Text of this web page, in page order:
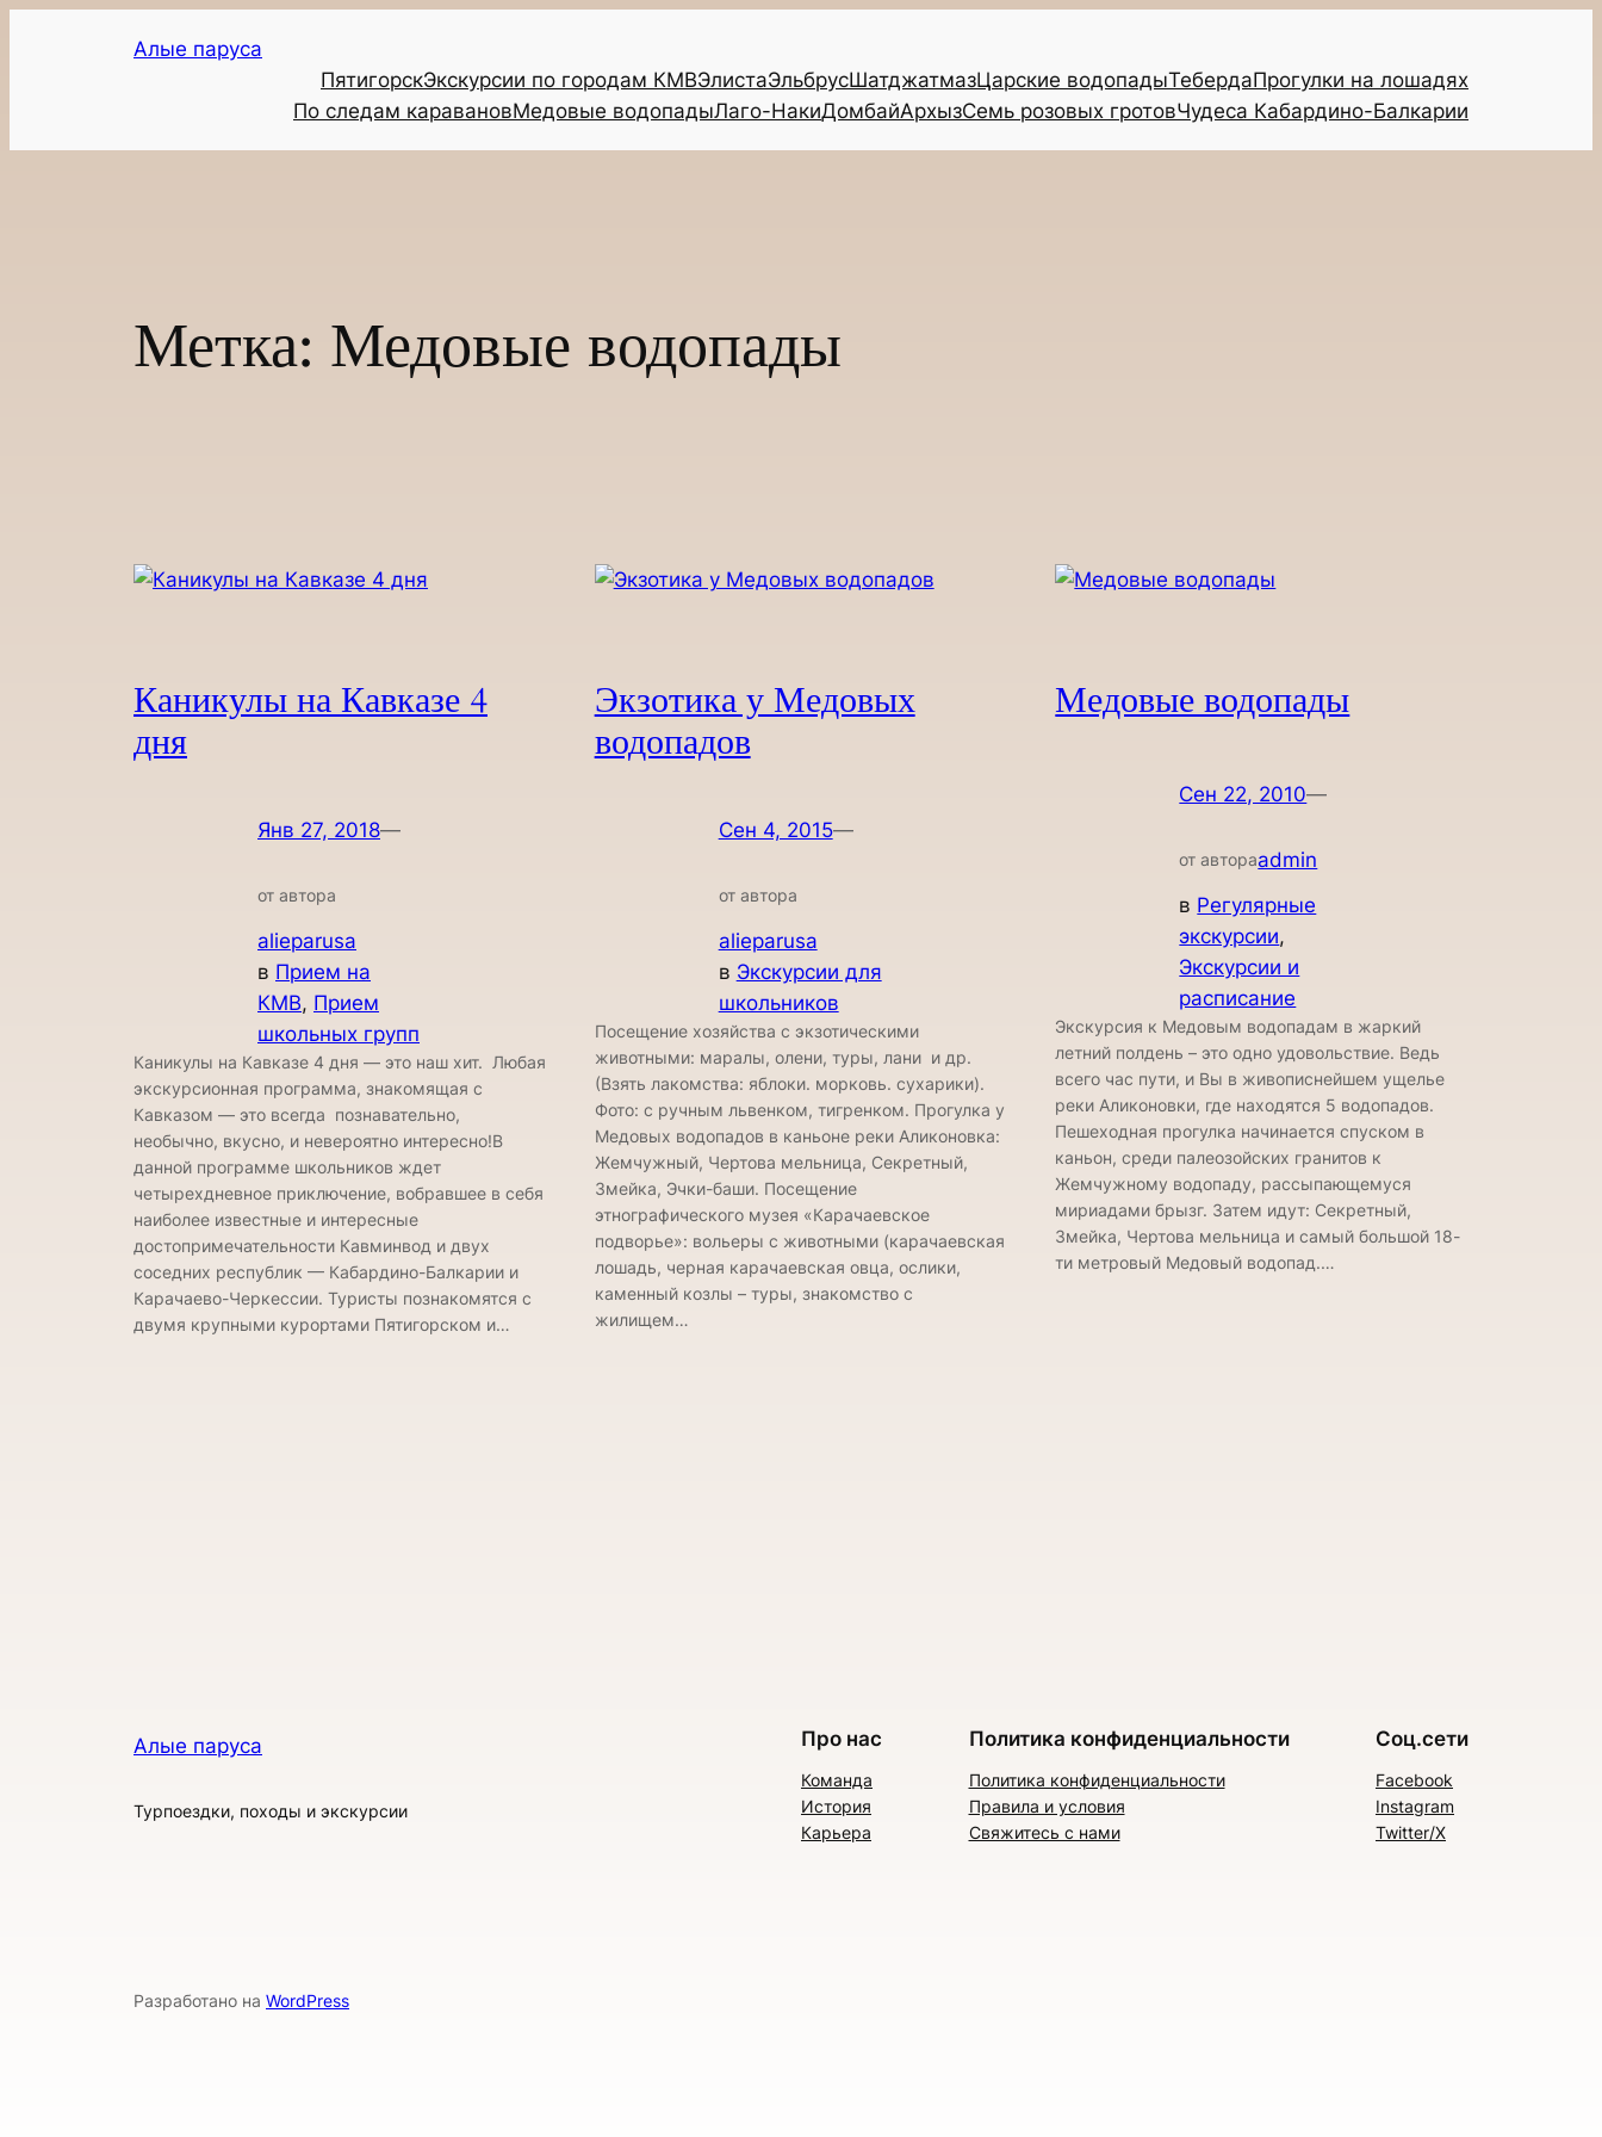
Алые паруса
ПятигорскЭкскурсии по городам КМВЭлистаЭльбрусШатджатмазЦарские водопадыТебердаПрогулки на лошадях
По следам каравановМедовые водопадыЛаго-НакиДомбайАрхызСемь розовых гротовЧудеса Кабардино-Балкарии
Метка: Медовые водопады
Каникулы на Кавказе 4
дня
Янв 27, 2018—
от автора
alieparusa
в Прием на
КМВ, Прием
школьных групп
Каникулы на Кавказе 4 дня — это наш хит. Любая
экскурсионная программа, знакомящая с
Кавказом — это всегда познавательно,
необычно, вкусно, и невероятно интересно!В
данной программе школьников ждет
четырехдневное приключение, вобравшее в себя
наиболее известные и интересные
достопримечательности Кавминвод и двух
соседних республик — Кабардино-Балкарии и
Карачаево-Черкессии. Туристы познакомятся с
двумя крупными курортами Пятигорском и…
Экзотика у Медовых
водопадов
Сен 4, 2015—
от автора
alieparusa
в Экскурсии для
школьников
Посещение хозяйства с экзотическими
животными: маралы, олени, туры, лани и др.
(Взять лакомства: яблоки. морковь. сухарики).
Фото: с ручным львенком, тигренком. Прогулка у
Медовых водопадов в каньоне реки Аликоновка:
Жемчужный, Чертова мельница, Секретный,
Змейка, Эчки-баши. Посещение
этнографического музея «Карачаевское
подворье»: вольеры с животными (карачаевская
лошадь, черная карачаевская овца, ослики,
каменный козлы – туры, знакомство с
жилищем…
Медовые водопады
Сен 22, 2010—
от автораadmin
в Регулярные
экскурсии
Экскурсии и
расписание
Экскурсия к Медовым водопадам в жаркий
летний полдень – это одно удовольствие. Ведь
всего час пути, и Вы в живописнейшем ущелье
реки Аликоновки, где находятся 5 водопадов.
Пешеходная прогулка начинается спуском в
каньон, среди палеозойских гранитов к
Жемчужному водопаду, рассыпающемуся
мириадами брызг. Затем идут: Секретный,
Змейка, Чертова мельница и самый большой 18-
ти метровый Медовый водопад.…
Алые паруса
Турпоездки, походы и экскурсии
Про нас
Команда
История
Карьера
Политика конфиденциальности
Политика конфиденциальности
Правила и условия
Свяжитесь с нами
Соц.сети
Facebook
Instagram
Twitter/X
Разработано на WordPress